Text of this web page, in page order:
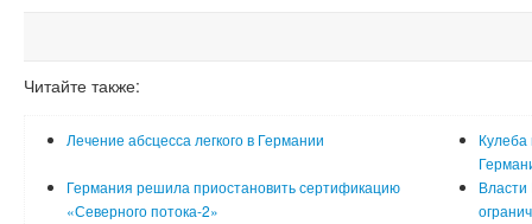
Читайте также:
Лечение абсцесса легкого в Германии
Кулеба
Германия решила приостановить сертификацию
«Северного потока-2»
Власти